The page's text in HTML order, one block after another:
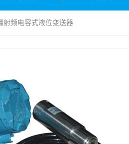
射频电容式液位变送器